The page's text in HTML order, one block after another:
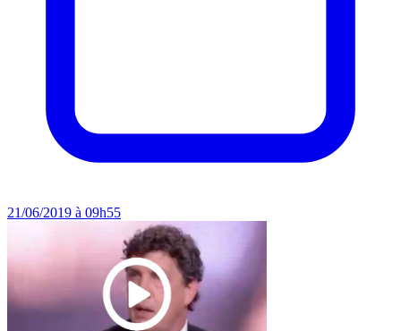
21/06/2019 à 09h55